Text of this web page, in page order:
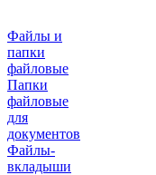
Файлы и
папки
файловые
Папки
файловые
для
документов
Файлы-
вкладыши